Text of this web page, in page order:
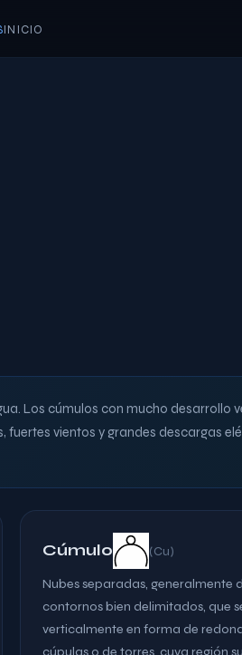
INICIO
Los cúmulos con mucho desarrollo
vientos y grandes descargas
Cúmulo (Cu)
Nubes separadas, generalmente
contornos bien delimitados, que
verticalmente en forma de